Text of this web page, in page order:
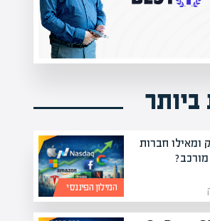
המילון הפיננסי
חברות